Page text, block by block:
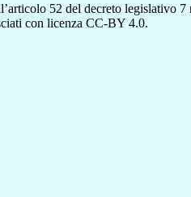
52 del decreto
con licenza CC-BY 4.0.